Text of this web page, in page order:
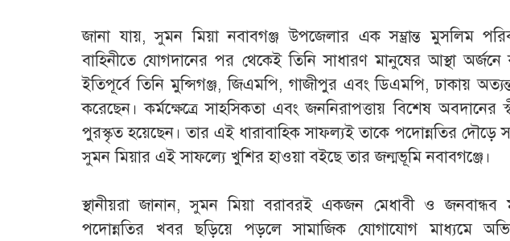
‎জানা যায়, ​সুমন মিয়া নবাবগঞ্জ উপজেলার এক সম্ভ্রান্ত মুসলিম
বাহিনীতে যোগদানের পর থেকেই তিনি সাধারণ মানুষের আস্থা
ইতিপূর্বে তিনি মুন্সিগঞ্জ, জিএমপি, গাজীপুর এবং ডিএমপি, ঢাকায়
করেছেন। কর্মক্ষেত্রে সাহসিকতা এবং জননিরাপত্তায় বিশেষ অবদানের
পুরস্কৃত হয়েছেন। তার এই ধারাবাহিক সাফল্যই তাকে পদোন্নতির দৌড়ে
সুমন মিয়ার এই সাফল্যে খুশির হাওয়া বইছে তার জন্মভূমি নবাবগঞ্জে।
‎স্থানীয়রা জানান, সুমন মিয়া বরাবরই একজন মেধাবী ও জনবান্ধব
পদোন্নতির খবর ছড়িয়ে পড়লে সামাজিক যোগাযোগ মাধ্যমে